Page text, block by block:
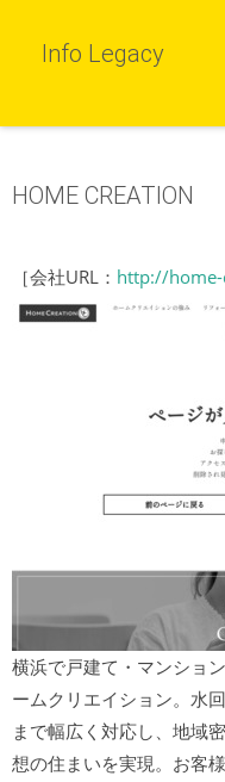
Info Legacy
HOME CREATION
［会社URL： http://
横浜で戸建て・マンショ
ームクリエイション。水
まで幅広く対応し、地域
想の住まいを実現。お客